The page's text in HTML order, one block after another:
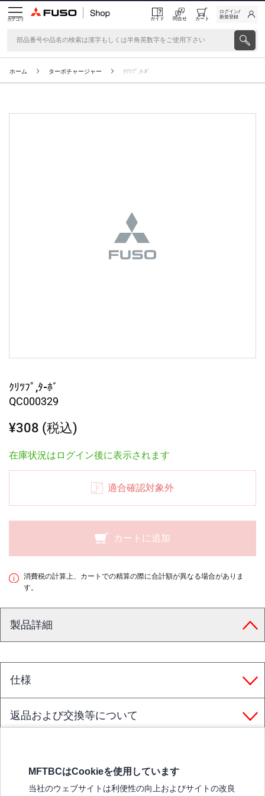
カテゴリ ガイド 問合せ カート
ログイン/
新規登録
ホーム ターボチャージャー ｸﾘﾂﾌﾟ,ﾀ-ﾎﾞ
ｸﾘﾂﾌﾟ,ﾀ-ﾎﾞ
QC000329
¥308 (税込)
在庫状況はログイン後に表示されます
適合確認対象外
カートに追加
消費税の計算上、カートでの精算の際に合計額が異なる場合がありま
す。
製品詳細
仕様
返品および交換等について
MFTBCはCookieを使用しています
当社のウェブサイトは利便性の向上およびサイトの改良